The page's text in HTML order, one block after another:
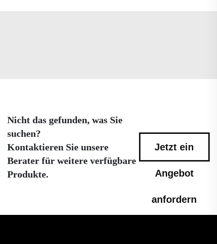
Nicht das gefunden, was Sie
suchen?
Kontaktieren Sie unsere
Berater für weitere verfügbare
Produkte.
Jetzt ein
Angebot
anfordern